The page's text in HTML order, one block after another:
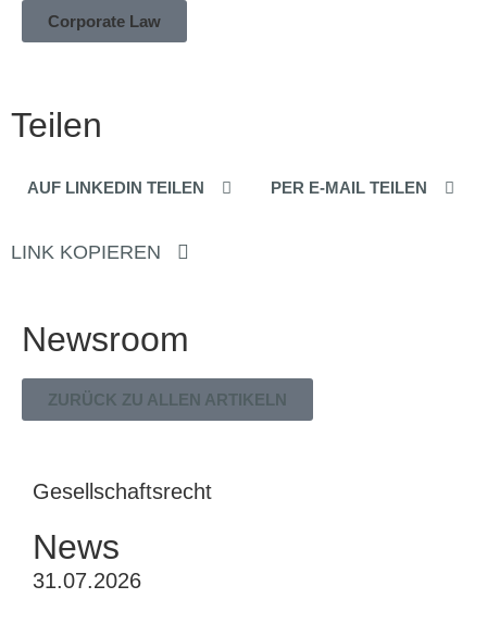
Corporate Law
Teilen
AUF LINKEDIN TEILEN PER E-MAIL TEILEN
LINK KOPIEREN
Newsroom
ZURÜCK ZU ALLEN ARTIKELN
Gesellschaftsrecht
News
31.07.2026